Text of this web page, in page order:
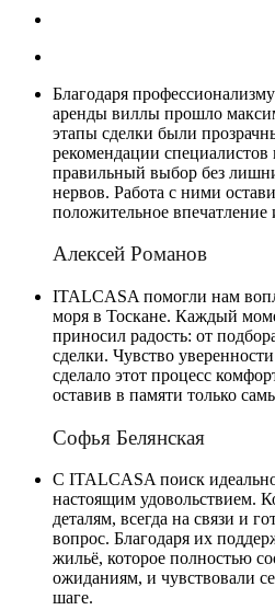
Благодаря
аренды виллы прошло
этапы сделки были
рекомендации специалистов
правильный выбор без
нервов. Работа с ними
положительное впечатление
Алексей Романов
ITALCASA помогли нам
моря в Тоскане. Каждый
приносил радость: от
сделки. Чувство
сделало этот процесс
оставив в памяти только
Софья Белянская
С ITALCASA поиск
настоящим удовольствием.
деталям, всегда на связи и
вопрос. Благодаря их
жильё, которое полностью
ожиданиям, и чувствовали
шаге.